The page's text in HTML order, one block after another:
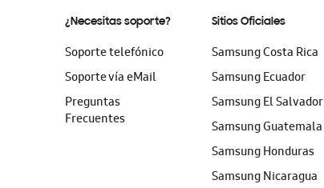
¿Necesitas soporte?
Soporte telefónico
Soporte vía eMail
Preguntas
Frecuentes
Sitios Oficiales
Samsung Costa Rica
Samsung Ecuador
Samsung El Salvador
Samsung Guatemala
Samsung Honduras
Samsung Nicaragua